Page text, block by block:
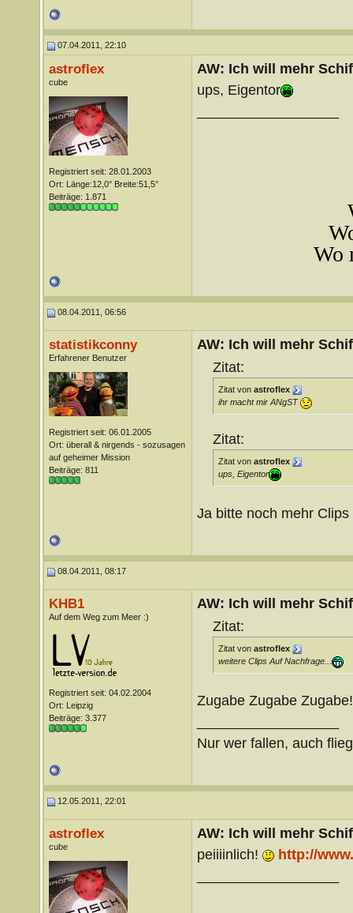
07.04.2011, 22:10
astroflex
cube
Registriert seit: 28.01.2003
Ort: Länge:12,0° Breite:51,5°
Beiträge: 1.871
AW: Ich will mehr
ups, Eigentor
Wo
08.04.2011, 06:56
statistikconny
Erfahrener Benutzer
Registriert seit: 06.01.2005
Ort: überall & nirgends - sozusagen
auf geheimer Mission
Beiträge: 811
AW: Ich will mehr
Zitat:
Zitat von astroflex
ihr macht mir ANgST
Zitat:
Zitat von astroflex
ups, Eigentor
Ja bitte noch mehr Clips
08.04.2011, 08:17
KHB1
Auf dem Weg zum Meer :)
Registriert seit: 04.02.2004
Ort: Leipzig
Beiträge: 3.377
AW: Ich will mehr
Zitat:
Zitat von astroflex
weitere Clips Auf Nachfrage...
Zugabe Zugabe
Nur wer fallen, auch
12.05.2011, 22:01
astroflex
cube
AW: Ich will mehr
peiiiinlich!
http://